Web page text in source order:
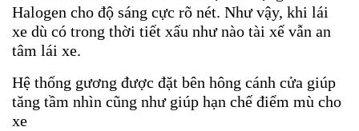
Halogen cho độ sáng cực rõ nét. Như vậy, khi lái
xe dù có trong thời tiết xấu như nào tài xế vẫn an
tâm lái xe.
Hệ thống gương được đặt bên hông cánh cửa giúp
tăng tầm nhìn cũng như giúp hạn chế điểm mù cho
xe